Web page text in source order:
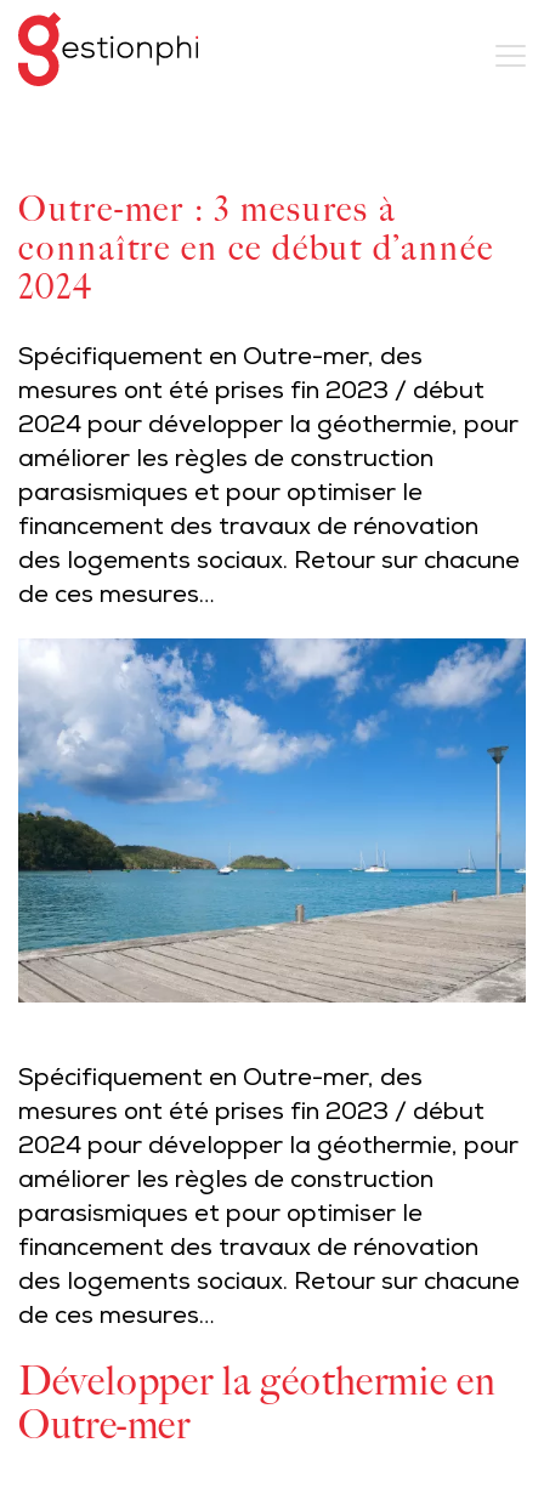
Outre-mer : 3 mesures à
connaître en ce début d’année
2024
Spécifiquement en Outre-mer, des
mesures ont été prises fin 2023 / début
2024 pour développer la géothermie, pour
améliorer les règles de construction
parasismiques et pour optimiser le
financement des travaux de rénovation
des logements sociaux. Retour sur chacune
de ces mesures…
Spécifiquement en Outre-mer, des
mesures ont été prises fin 2023 / début
2024 pour développer la géothermie, pour
améliorer les règles de construction
parasismiques et pour optimiser le
financement des travaux de rénovation
des logements sociaux. Retour sur chacune
de ces mesures…
Développer la géothermie en
Outre-mer